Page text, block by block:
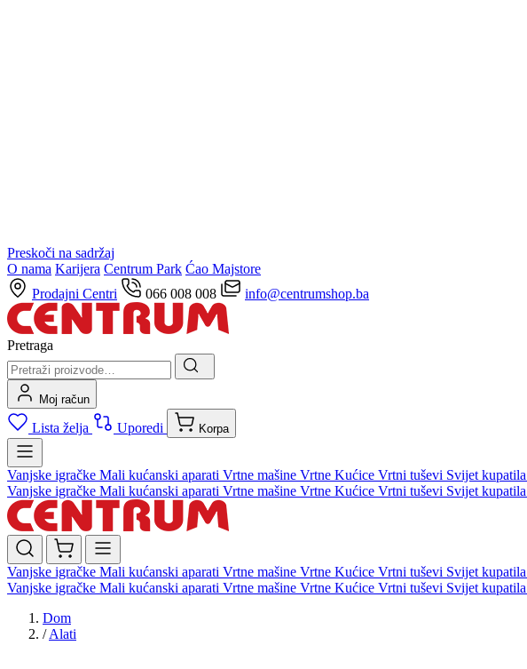
Preskoči na sadržaj
O nama Karijera Centrum Park Ćao Majstore
Prodajni Centri
066 008 008 info@centrumshop.ba
Pretraga
Moj račun
Lista želja Uporedi Korpa
Vanjske igračke Mali kućanski aparati Vrtne mašine Vrtne Kućice Vrtni tuševi Svijet kupatila
Vanjske igračke Mali kućanski aparati Vrtne mašine Vrtne Kućice Vrtni tuševi Svijet kupatila
Vanjske igračke Mali kućanski aparati Vrtne mašine Vrtne Kućice Vrtni tuševi Svijet kupatila
Vanjske igračke Mali kućanski aparati Vrtne mašine Vrtne Kućice Vrtni tuševi Svijet kupatila
Dom
/ Alati